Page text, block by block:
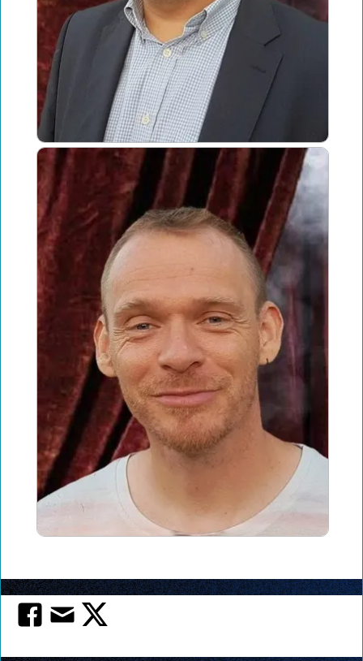
Créez l'évènement
Partenaires
Les liens coup de coeur
Coulisses : Statuts, réglement intérieur